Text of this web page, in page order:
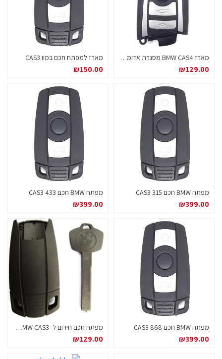
מארז BMW CAS4 מסגרת אדומה / כחולה
₪129.00
מארז למפתח חכם במוו CAS3
₪150.00
מפתח BMW חכם 315 CAS3
₪399.00
מפתח BMW חכם 433 CAS3
₪399.00
מפתח BMW חכם 868 CAS3
₪399.00
מפתח חכם חירום ל- BMW CAS3 עם להב חירום פלסטיק נשלף
₪129.00